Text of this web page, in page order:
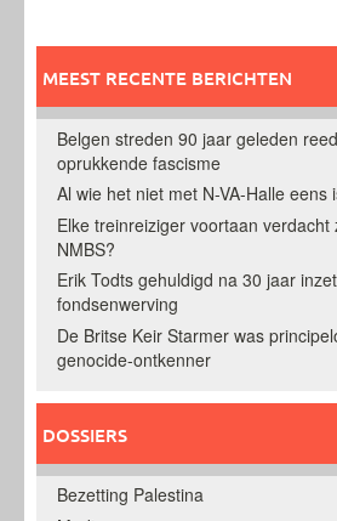
MEEST RECENTE BERICHTEN
Belgen streden 90 jaar geleden
oprukkende fascisme
Al wie het niet met N-VA-Halle eens
Elke treinreiziger voortaan
NMBS?
Erik Todts gehuldigd na 30 jaar
fondsenwerving
De Britse Keir Starmer was
genocide-ontkenner
DOSSIERS
Bezetting Palestina